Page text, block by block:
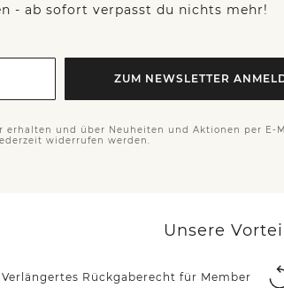
- ab sofort verpasst du nichts mehr!
ZUM NEWSLETTER
erhalten und über Neuheiten und Aktionen per E-
widerrufen werden.
Unsere
Verlängertes Rückgaberecht für Member